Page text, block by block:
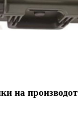
на производот